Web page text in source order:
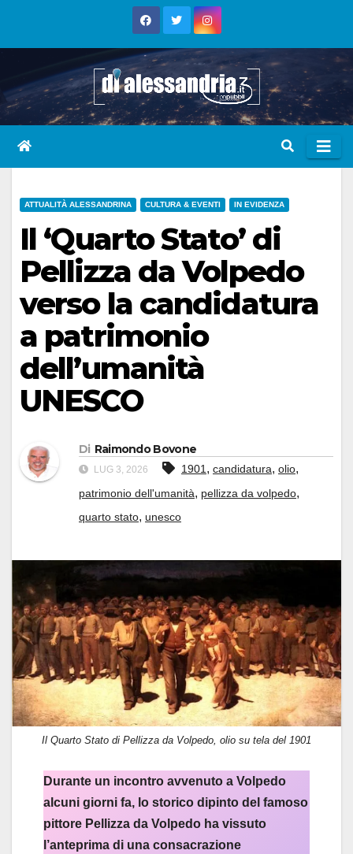
ATTUALITÀ ALESSANDRINA CULTURA & EVENTI IN EVIDENZA
Il ‘Quarto Stato’ di
Pellizza da Volpedo
verso la candidatura
a patrimonio
dell’umanità
UNESCO
Di Raimondo Bovone
LUG 3, 2026 1901, candidatura, olio,
patrimonio dell'umanità, pellizza da volpedo,
quarto stato, unesco
Il Quarto Stato di Pellizza da Volpedo, olio su tela del 1901
Durante un incontro avvenuto a Volpedo
alcuni giorni fa, lo storico dipinto del famoso
pittore Pellizza da Volpedo ha vissuto
l’anteprima di una consacrazione